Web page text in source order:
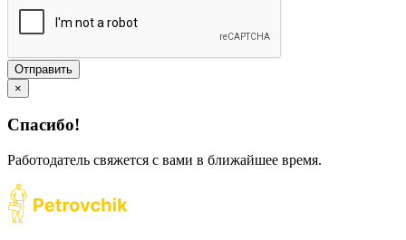
Отправить
×
Спасибо!
Работодатель свяжется с вами в ближайшее время.